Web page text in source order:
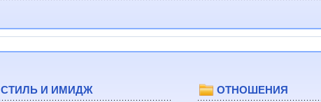
СТИЛЬ И ИМИДЖ ОТНОШЕНИЯ